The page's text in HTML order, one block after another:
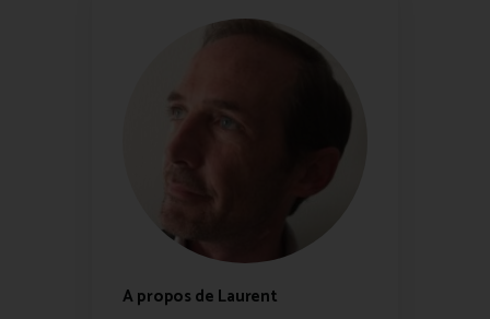
A propos de Laurent